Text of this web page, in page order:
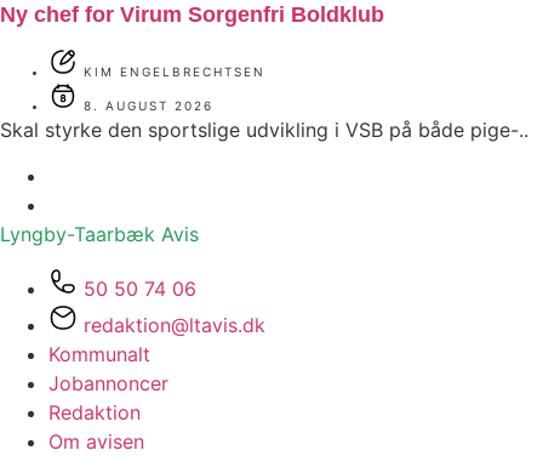
Ny chef for Virum Sorgenfri Boldklub
KIM ENGELBRECHTSEN
8. AUGUST 2026
Skal styrke den sportslige udvikling i VSB på både pige-..
Lyngby-Taarbæk Avis
50 50 74 06
redaktion@ltavis.dk
Kommunalt
Jobannoncer
Redaktion
Om avisen